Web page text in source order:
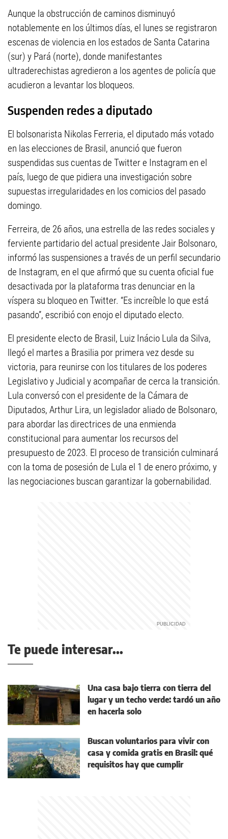
Aunque la obstrucción de caminos disminuyó
notablemente en los últimos días, el lunes se registraron
escenas de violencia en los estados de Santa Catarina
(sur) y Pará (norte), donde manifestantes
ultraderechistas agredieron a los agentes de policía que
acudieron a levantar los bloqueos.
Suspenden redes a diputado
El bolsonarista Nikolas Ferreria, el diputado más votado
en las elecciones de Brasil, anunció que fueron
suspendidas sus cuentas de Twitter e Instagram en el
país, luego de que pidiera una investigación sobre
supuestas irregularidades en los comicios del pasado
domingo.
Ferreira, de 26 años, una estrella de las redes sociales y
ferviente partidario del actual presidente Jair Bolsonaro,
informó las suspensiones a través de un perfil secundario
de Instagram, en el que afirmó que su cuenta oficial fue
desactivada por la plataforma tras denunciar en la
víspera su bloqueo en Twitter. “Es increíble lo que está
pasando”, escribió con enojo el diputado electo.
El presidente electo de Brasil, Luiz Inácio Lula da Silva,
llegó el martes a Brasilia por primera vez desde su
victoria, para reunirse con los titulares de los poderes
Legislativo y Judicial y acompañar de cerca la transición.
Lula conversó con el presidente de la Cámara de
Diputados, Arthur Lira, un legislador aliado de Bolsonaro,
para abordar las directrices de una enmienda
constitucional para aumentar los recursos del
presupuesto de 2023. El proceso de transición culminará
con la toma de posesión de Lula el 1 de enero próximo, y
las negociaciones buscan garantizar la gobernabilidad.
Te puede interesar...
Una casa bajo tierra con tierra del
lugar y un techo verde: tardó un año
en hacerla solo
Buscan voluntarios para vivir con
casa y comida gratis en Brasil: qué
requisitos hay que cumplir